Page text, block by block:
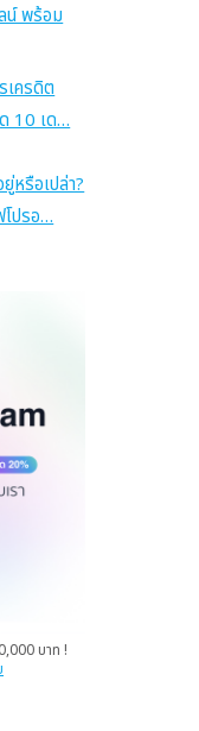
น์ พร้อม
เครดิต
10 เด…
หรือเปล่า?
ปรอ…
บาท !